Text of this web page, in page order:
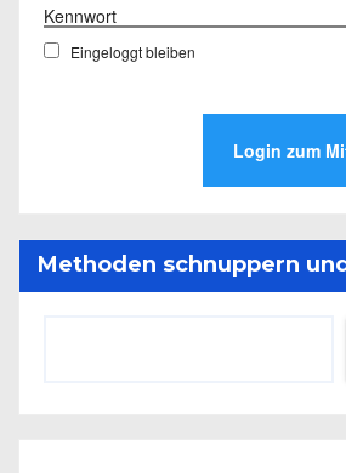
Kennwort
Eingeloggt bleiben
Methoden schnuppern